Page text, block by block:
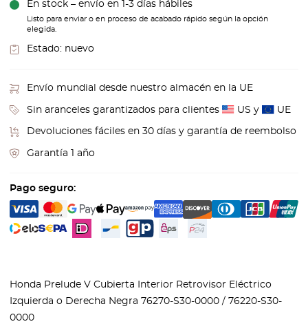
En stock – envío en 1-3 días hábiles
Listo para enviar o en proceso de acabado rápido según la opción
elegida.
Estado: nuevo
Envío mundial desde nuestro almacén en la UE
Sin aranceles garantizados para clientes US y UE
Devoluciones fáciles en 30 días y garantía de reembolso
Garantía 1 año
Pago seguro:
Honda Prelude V Cubierta Interior Retrovisor Eléctrico
Izquierda o Derecha Negra 76270-S30-0000 / 76220-S30-
0000